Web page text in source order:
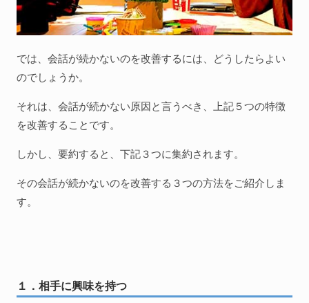
では、会話が続かないのを改善するには、どうしたらよい
のでしょうか。
それは、会話が続かない原因と言うべき、上記５つの特徴
を改善することです。
しかし、要約すると、下記３つに集約されます。
その会話が続かないのを改善する３つの方法をご紹介しま
す。
１．相手に興味を持つ